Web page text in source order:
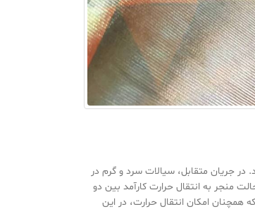
جریان متقابل، سیالات سرد و گرم در
منجر به انتقال حرارت کارآمد بین دو
امکان انتقال حرارت، در این